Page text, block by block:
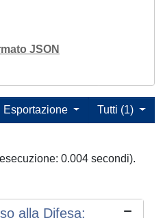
JSON
Tutti (1)
Esportazione
0.004 secondi).
alla Difesa: